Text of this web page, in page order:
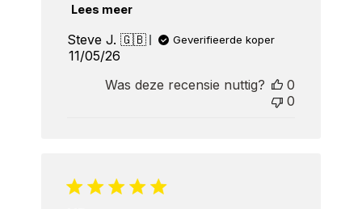
Lees meer
Steve J. 🇬🇧 Geverifieerde koper
Published
11/05/26
Was deze recensie nuttig?
0
0